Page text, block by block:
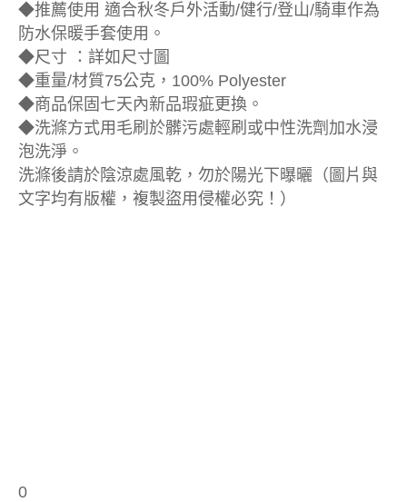
◆推薦使用 適合秋冬戶外活動/健行/登山/騎車作為
防水保暖手套使用。
◆尺寸 ：詳如尺寸圖
◆重量/材質75公克，100% Polyester
◆商品保固七天內新品瑕疵更換。
◆洗滌方式用毛刷於髒污處輕刷或中性洗劑加水浸
泡洗淨。
洗滌後請於陰涼處風乾，勿於陽光下曝曬（圖片與
文字均有版權，複製盜用侵權必究！）
0